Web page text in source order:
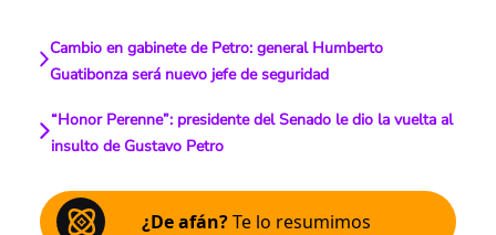
Cambio en gabinete de Petro: general Humberto
Guatibonza será nuevo jefe de seguridad
“Honor Perenne”: presidente del Senado le dio la vuelta al
insulto de Gustavo Petro
¿De afán?Te lo resumimos